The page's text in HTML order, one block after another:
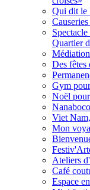
Qui dit le
Quartier
Des fêtes
Gym
Noël
Viet
Mon
Ateliers
Café
Espace